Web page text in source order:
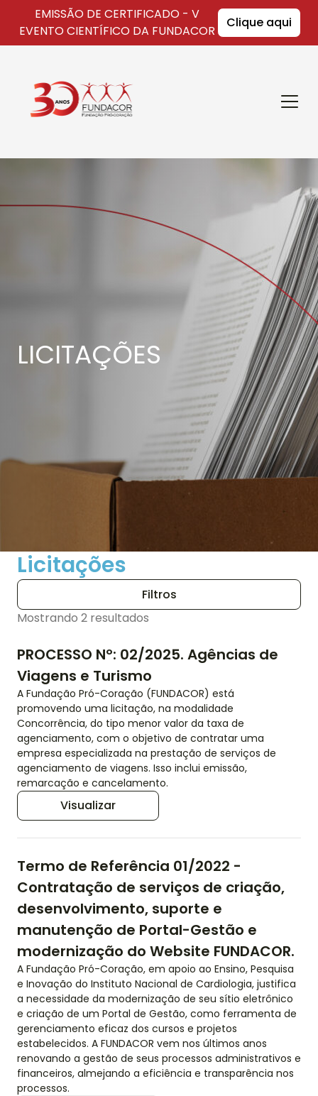
EMISSÃO DE CERTIFICADO - V
EVENTO CIENTÍFICO DA FUNDACOR
Clique aqui
Fundacor
Abrir
LICITAÇÕES
Licitações
Filtros
Mostrando 2 resultados
PROCESSO Nº: 02/2025. Agências de
Viagens e Turismo
A Fundação Pró-Coração (FUNDACOR) está
promovendo uma licitação, na modalidade
Concorrência, do tipo menor valor da taxa de
agenciamento, com o objetivo de contratar uma
empresa especializada na prestação de serviços de
agenciamento de viagens. Isso inclui emissão,
remarcação e cancelamento.
Visualizar
Termo de Referência 01/2022 -
Contratação de serviços de criação,
desenvolvimento, suporte e
manutenção de Portal-Gestão e
modernização do Website FUNDACOR.
A Fundação Pró-Coração, em apoio ao Ensino, Pesquisa
e Inovação do Instituto Nacional de Cardiologia, justifica
a necessidade da modernização de seu sítio eletrônico
e criação de um Portal de Gestão, como ferramenta de
gerenciamento eficaz dos cursos e projetos
estabelecidos. A FUNDACOR vem nos últimos anos
renovando a gestão de seus processos administrativos e
financeiros, almejando a eficiência e transparência nos
processos.